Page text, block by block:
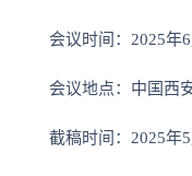
会议时间：2025年
会议地点：中国西
截稿时间：2025年